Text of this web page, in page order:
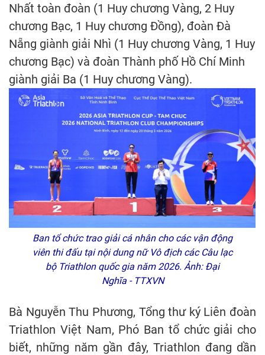
Nhất toàn đoàn (1 Huy chương Vàng, 2 Huy
chương Bạc, 1 Huy chương Đồng), đoàn Đà
Nẵng giành giải Nhì (1 Huy chương Vàng, 1 Huy
chương Bạc) và đoàn Thành phố Hồ Chí Minh
giành giải Ba (1 Huy chương Vàng).
Ban tổ chức trao giải cá nhân cho các vận động
viên thi đấu tại nội dung nữ Vô địch các Câu lạc
bộ Triathlon quốc gia năm 2026. Ảnh: Đại
Nghĩa - TTXVN
Bà Nguyễn Thu Phương, Tổng thư ký Liên đoàn
Triathlon Việt Nam, Phó Ban tổ chức giải cho
biết, những năm gần đây, Triathlon đang dần